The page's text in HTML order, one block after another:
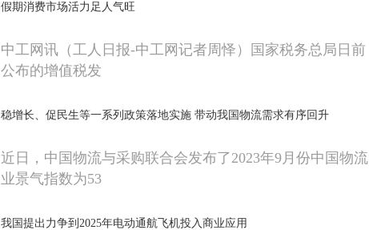
假期消费市场活力足人气旺
中工网讯（工人日报-中工网记者周怿）国家税务总局日前
公布的增值税发
稳增长、促民生等一系列政策落地实施 带动我国物流需求有序回升
近日，中国物流与采购联合会发布了2023年9月份中国物流
业景气指数为53
我国提出力争到2025年电动通航飞机投入商业应用